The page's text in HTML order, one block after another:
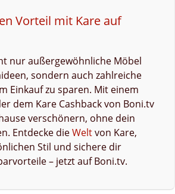
Vorteil mit Kare auf
nur außergewöhnliche Möbel
sondern auch zahlreiche
Einkauf zu sparen. Mit einem
dem Kare Cashback von Boni.tv
verschönern, ohne dein
Entdecke dieWeltvon Kare,
Stil und sichere dir
– jetzt auf Boni.tv.